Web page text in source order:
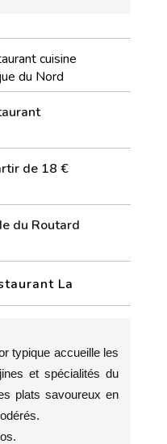
cuisine
du Nord
de 18 €
du Routard
La
typique accueille les
et spécialités du
plats savoureux en